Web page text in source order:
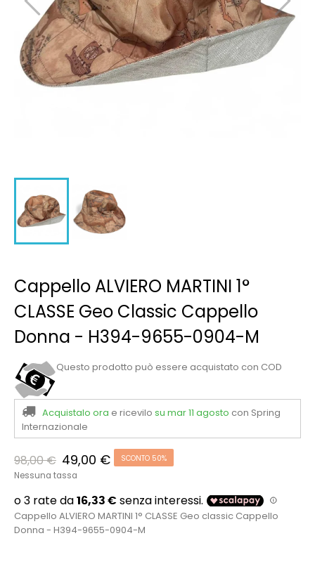
Cappello ALVIERO MARTINI 1°
CLASSE Geo Classic Cappello
Donna - H394-9655-0904-M
Questo prodotto può essere acquistato con COD
Acquistalo ora e ricevilo su mar 11 agosto con Spring
Internazionale
98,00 € 49,00 € SCONTO 50%
Nessuna tassa
Cappello ALVIERO MARTINI 1° CLASSE Geo classic Cappello
Donna - H394-9655-0904-M